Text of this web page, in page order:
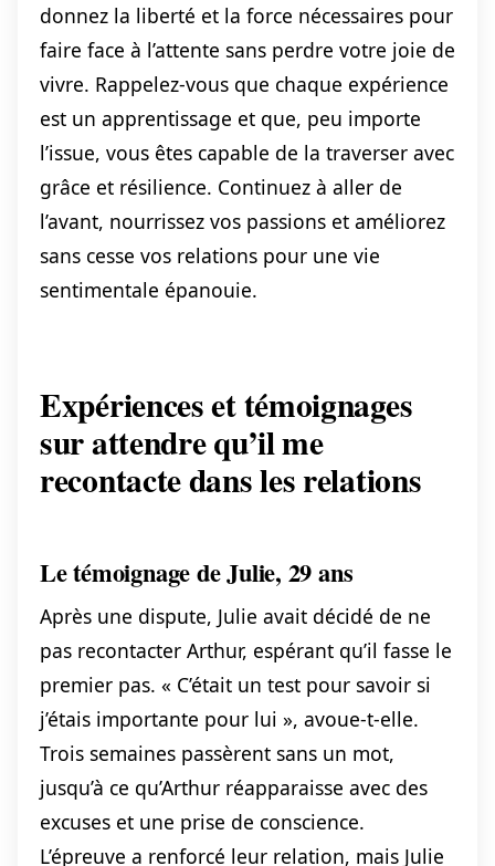
donnez la liberté et la force nécessaires pour
faire face à l’attente sans perdre votre joie de
vivre. Rappelez-vous que chaque expérience
est un apprentissage et que, peu importe
l’issue, vous êtes capable de la traverser avec
grâce et résilience. Continuez à aller de
l’avant, nourrissez vos passions et améliorez
sans cesse vos relations pour une vie
sentimentale épanouie.
Expériences et témoignages
sur attendre qu’il me
recontacte dans les relations
Le témoignage de Julie, 29 ans
Après une dispute, Julie avait décidé de ne
pas recontacter Arthur, espérant qu’il fasse le
premier pas. « C’était un test pour savoir si
j’étais importante pour lui », avoue-t-elle.
Trois semaines passèrent sans un mot,
jusqu’à ce qu’Arthur réapparaisse avec des
excuses et une prise de conscience.
L’épreuve a renforcé leur relation, mais Julie